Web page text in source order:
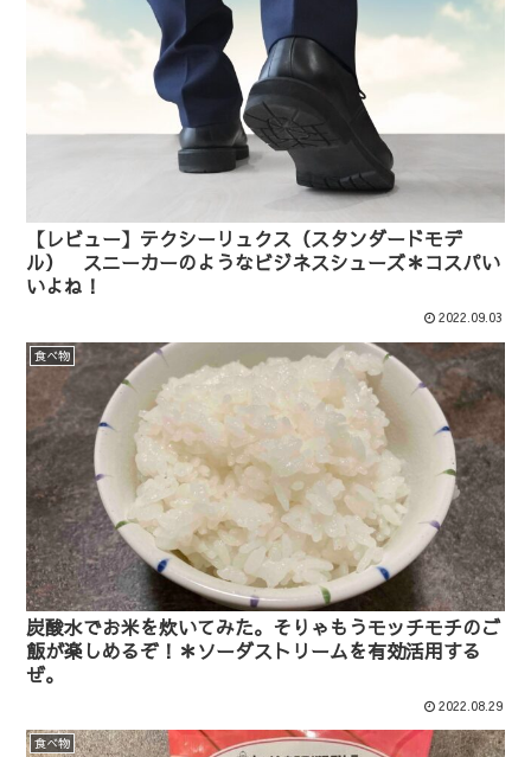
【レビュー】テクシーリュクス（スタンダードモデ
ル） スニーカーのようなビジネスシューズ＊コスパい
いよね！
2022.09.03
食べ物
炭酸水でお米を炊いてみた。そりゃもうモッチモチのご
飯が楽しめるぞ！＊ソーダストリームを有効活用する
ぜ。
2022.08.29
食べ物